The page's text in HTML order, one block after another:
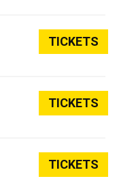
TICKETS
TICKETS
TICKETS